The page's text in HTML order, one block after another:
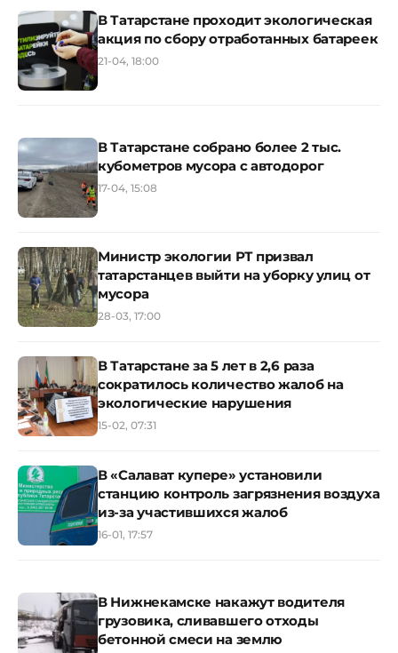
В Татарстане проходит экологическая
акция по сбору отработанных батареек
21-04, 18:00
В Татарстане собрано более 2 тыс.
кубометров мусора с автодорог
17-04, 15:08
Министр экологии РТ призвал
татарстанцев выйти на уборку улиц от
мусора
28-03, 17:00
В Татарстане за 5 лет в 2,6 раза
сократилось количество жалоб на
экологические нарушения
15-02, 07:31
В «Салават купере» установили
станцию контроль загрязнения воздуха
из-за участившихся жалоб
16-01, 17:57
В Нижнекамске накажут водителя
грузовика, сливавшего отходы
бетонной смеси на землю